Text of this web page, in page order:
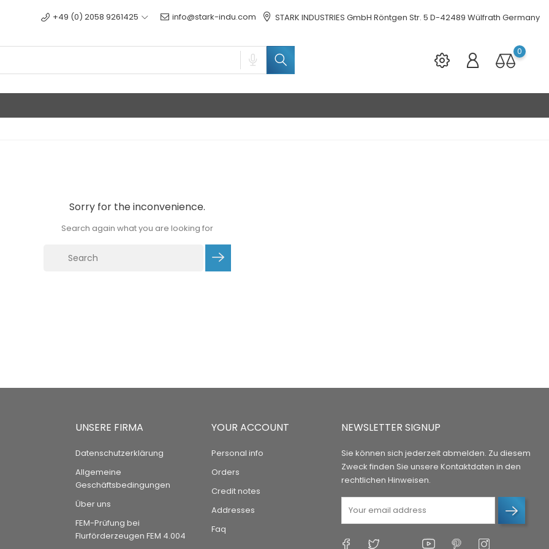
+49 (0) 2058 9261425 info@stark-indu.com STARK INDUSTRIES GmbH Röntgen Str. 5 D-42489 Wülfrath Germany
0
Sorry for the inconvenience.
Search again what you are looking for
UNSERE FIRMA
Datenschutzerklärung
Allgemeine
Geschäftsbedingungen
Über uns
FEM-Prüfung bei
Flurförderzeugen FEM 4.004
YOUR ACCOUNT
Personal info
Orders
Credit notes
Addresses
Faq
NEWSLETTER SIGNUP
Sie können sich jederzeit abmelden. Zu diesem
Zweck finden Sie unsere Kontaktdaten in den
rechtlichen Hinweisen.